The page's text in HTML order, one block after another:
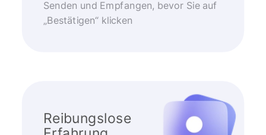
Senden und Empfangen, bevor Sie auf
„Bestätigen“ klicken
Reibungslose